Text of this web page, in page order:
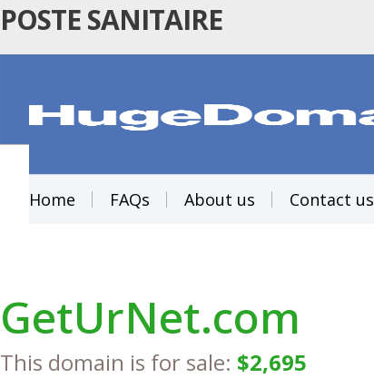
POSTE SANITAIRE
Home FAQs About us Contact us
GetUrNet.com
This domain is for sale: $2,695